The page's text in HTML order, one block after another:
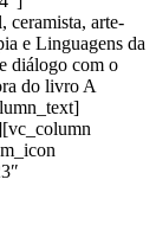
ceramista, arte-
e Linguagens da
diálogo com o
do livro A